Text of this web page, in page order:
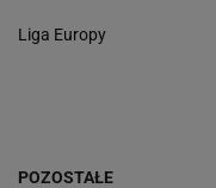
Liga Europy
POZOSTAŁE